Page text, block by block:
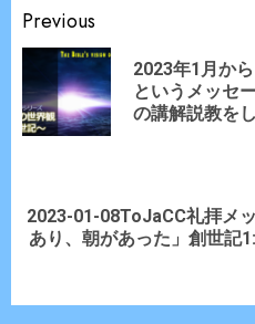
Continue
Reading
Previous
2023年1月か
というメッセ
の講解説教を
Next
2023-01-08ToJaCC礼拝メ
あり、朝があった」創世記